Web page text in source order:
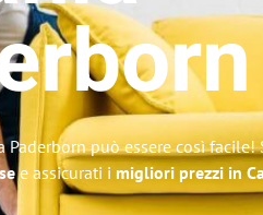
Paderborn può essere così
e assicurati i migliori prezzi in